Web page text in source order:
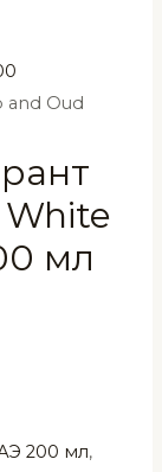
and Oud
мл
200 мл,